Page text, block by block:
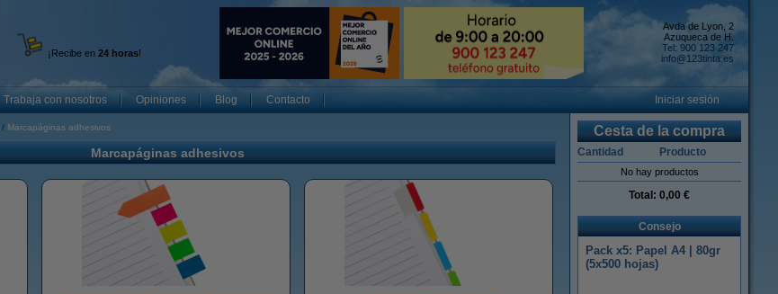
¡Recibe en 24 horas!
Avda de Lyon, 2
Azuqueca de H.
Tel: 900 123 247
info@123tinta.es
Trabaja con nosotros Opiniones Blog Contacto Iniciar sesión
Marcapáginas adhesivos
Marcapáginas adhesivos
Cesta de la compra
Cantidad Producto
No hay productos
Total: 0,00 €
Consejo
Pack x5: Papel A4 | 80gr
(5x500 hojas)